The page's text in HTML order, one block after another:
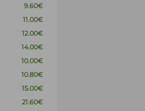
9.60€
11.00€
12.00€
14.00€
10.00€
10.80€
15.00€
21.60€